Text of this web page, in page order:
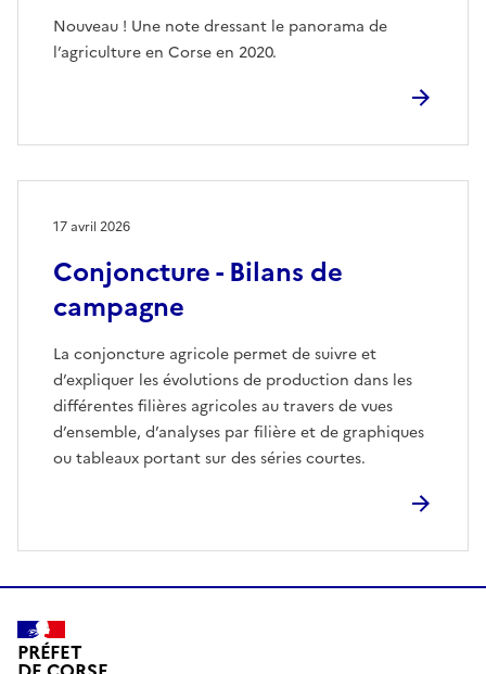
Nouveau ! Une note dressant le panorama de
l’agriculture en Corse en 2020.
Conjoncture - Bilans de
campagne
17 avril 2026
La conjoncture agricole permet de suivre et
d’expliquer les évolutions de production dans les
différentes filières agricoles au travers de vues
d’ensemble, d’analyses par filière et de graphiques
ou tableaux portant sur des séries courtes.
PRÉFET